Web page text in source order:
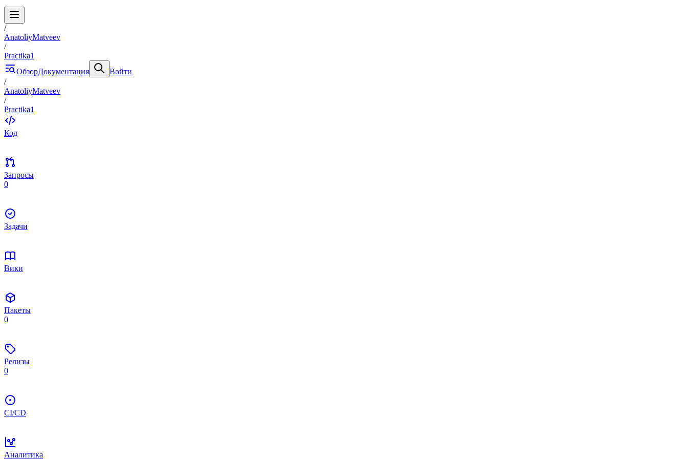
/
AnatoliyMatveev
/
Practika1
ОбзорДокументация
Войти
/
AnatoliyMatveev
/
Practika1
Код
Запросы
0
Задачи
Вики
Пакеты
0
Релизы
0
CI/CD
Аналитика